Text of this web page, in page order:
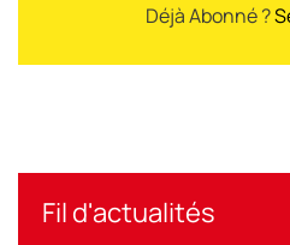
Déjà Abonné ?
Fil d'actualités